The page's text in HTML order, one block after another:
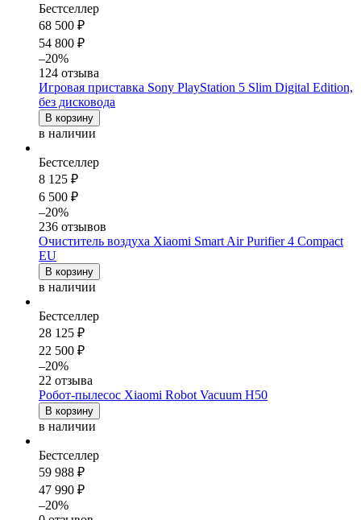
Бестселлер
68 500 ₽
54 800 ₽
–20%
124 отзыва
Игровая приставка Sony PlayStation 5 Slim Digital Edition,
без дисковода
В корзину
в наличии
Бестселлер
8 125 ₽
6 500 ₽
–20%
236 отзывов
Очиститель воздуха Xiaomi Smart Air Purifier 4 Compact
EU
В корзину
в наличии
Бестселлер
28 125 ₽
22 500 ₽
–20%
22 отзыва
Робот-пылесос Xiaomi Robot Vacuum H50
В корзину
в наличии
Бестселлер
59 988 ₽
47 990 ₽
–20%